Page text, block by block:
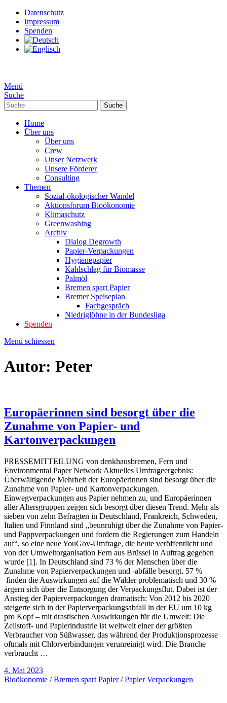
Datenschutz
Impressum
Spenden
Menü
Suche
Suche
Home
Über uns
Über uns
Crew
Unser Netzwerk
Unsere Förderer
Consulting
Themen
Sozial-ökologischer Wandel
Aktionsforum Bioökonomie
Klimaschutz
Greenwashing
Archiv
Dialog Degrowth
Papier-Verpackungen
Hygienepapier
Kahlschlag für Biomasse
Palmöl
Bremen spart Papier
Bremer Speiseplan
Fachgespräch
Niedriglöhne in der Bundesliga
Spenden
Menü schiessen
Autor: Peter
Europäerinnen sind besorgt über die
Zunahme von Papier- und
Kartonverpackungen
PRESSEMITTEILUNG von denkhausbremen, Fern und
Environmental Paper Network Aktuelles Umfrageergebnis:
Überwältigende Mehrheit der Europäerinnen sind besorgt über die
Zunahme von Papier- und Kartonverpackungen.
Einwegverpackungen aus Papier nehmen zu, und Europäerinnen
aller Altersgruppen zeigen sich besorgt über diesen Trend. Mehr als
sieben von zehn Befragten in Deutschland, Frankreich, Schweden,
Italien und Finnland sind „beunruhigt über die Zunahme von Papier-
und Pappverpackungen und fordern die Regierungen zum Handeln
auf“, so eine neue YouGov-Umfrage, die heute veröffentlicht und
von der Umweltorganisation Fern aus Brüssel in Auftrag gegeben
wurde [1]. In Deutschland sind 73 % der Menschen über die
Zunahme von Papierverpackungen und -abfälle besorgt. 57 %
finden die Auswirkungen auf die Wälder problematisch und 30 %
ärgern sich über die Entsorgung der Verpackungsflut. Dabei ist der
Anstieg der Papierverpackungen dramatisch: Von 2012 bis 2020
steigerte sich in der Papierverpackungsabfall in der EU um 10 kg
pro Kopf – mit drastischen Auswirkungen für die Umwelt: Die
Zellstoff- und Papierindustrie ist weltweit einer der größten
Verbraucher von Süßwasser, das während der Produktionsprozesse
oftmals mit Chlorverbindungen verunreinigt wird. Die Branche
verbraucht …
4. Mai 2023
Bioökonomie /Bremen spart Papier/Papier Verpackungen